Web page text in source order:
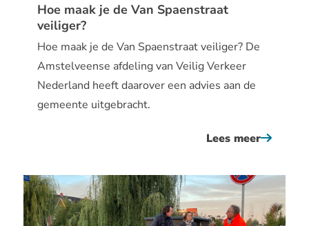
Hoe maak je de Van Spaenstraat
veiliger?
Hoe maak je de Van Spaenstraat veiliger? De
Amstelveense afdeling van Veilig Verkeer
Nederland heeft daarover een advies aan de
gemeente uitgebracht.
Lees meerover
maak
je
de